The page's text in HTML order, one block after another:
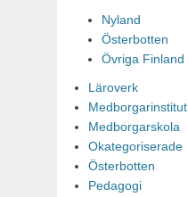
Nyland
Österbotten
Övriga Finland
Läroverk
Medborgarinstitut
Medborgarskola
Okategoriserade
Österbotten
Pedagogi